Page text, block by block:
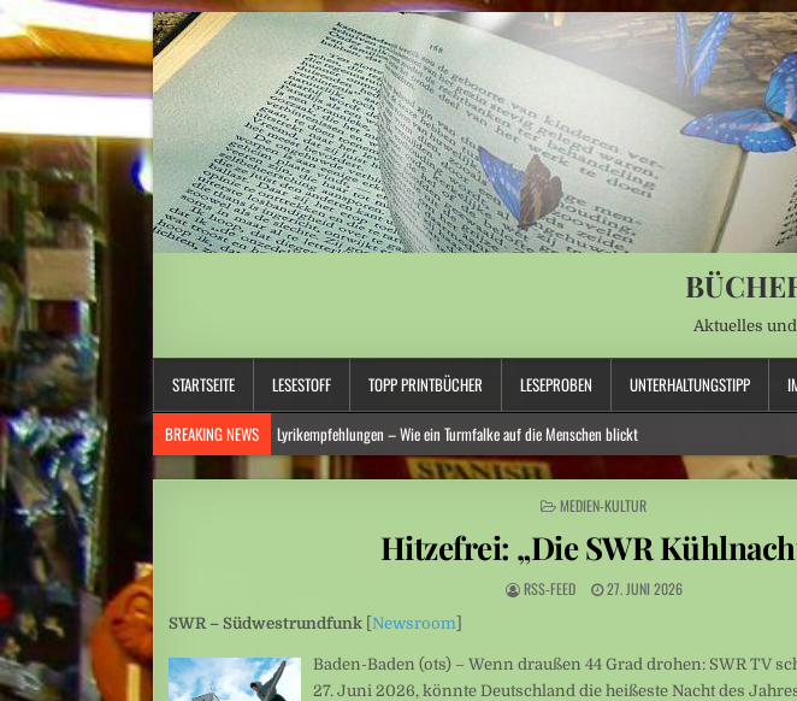
Aktuelles
STARTSEITE LESESTOFF TOPP PRINTBÜCHER LESEPROBEN UNTERHALTUNGSTIPP
BREAKING NEWS
Lyrikempfehlungen – Wie ein Turmfalke auf die Menschen blickt
Hitzewelle: Wasserknappheit zwingt Berghütten zu drastischen Einschränkungen
Mittelamerika: Hochaktiver Vulkan in Guatemala erneut ausgebrochen
Indonesien: Wenn die Kobra in die Küche kommt
POSTED
MEDIEN-KULTUR
Hitzefrei: „Die SWR
RSS-FEED 27. JUNI 2026
SWR – Südwestrundfunk Newsroom
Baden-Baden (ots) – Wenn draußen 44 Grad drohen: SWR TV
27. Juni 2026, könnte Deutschland die heißeste Nacht des